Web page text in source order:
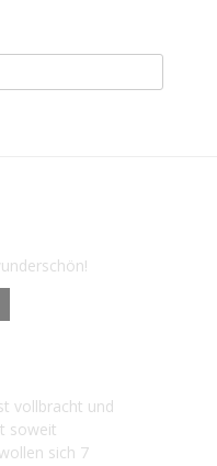
vollbracht und
soweit
sich 7